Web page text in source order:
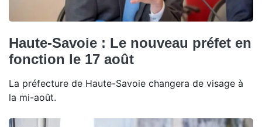
Haute-Savoie : Le nouveau préfet en
fonction le 17 août
La préfecture de Haute-Savoie changera de visage à
la mi-août.